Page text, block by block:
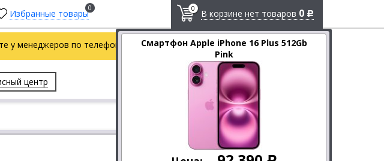
Избранные товары0 0 В корзине нет товаров 0 Р
у менеджеров по телефону или в чате
центр Оплата и доставка
ВЛГ +7 (8442) 29-70-90
+7 (988) 019-55-00
ВЛЖ +7 (8443) 20-50-90
info@select-m.ru
Смартфон Apple iPhone 16 Plus 512Gb
Pink